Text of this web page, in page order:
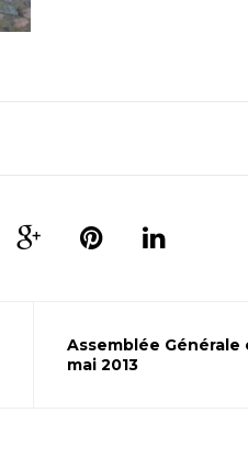
Assemblée Générale
mai 2013